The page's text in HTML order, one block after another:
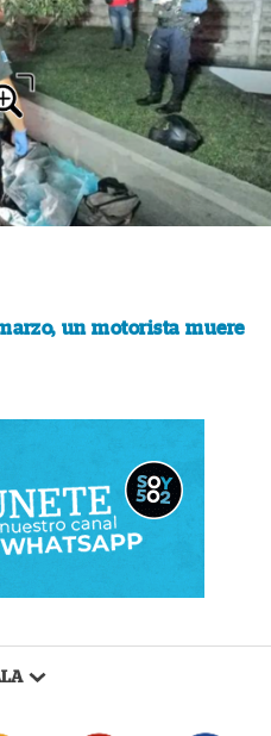
un motorista muere